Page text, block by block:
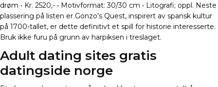
drøm • Kr. 2520,- • Motivformat: 30/30 cm • Litografi; oppl. Neste
plassering på listen er Gonzo’s Quest, inspirert av spansk kultur
på 1700-tallet, er dette definitivt et spill for historie interesserte.
Bruk ikke furu på grunn av harpiksen i treslaget.
Adult dating sites gratis
datingside norge